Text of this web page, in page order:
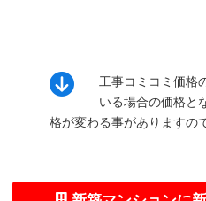
工事コミコミ価格
いる場合の価格と
格が変わる事がありますの